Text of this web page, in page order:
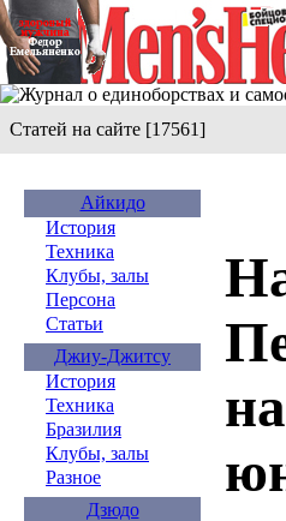
Статей на сайте [17561]
Айкидо
История
Техника
Клубы, залы
Персона
Статьи
Джиу-Джитсу
История
Техника
Бразилия
Клубы, залы
Разное
Дзюдо